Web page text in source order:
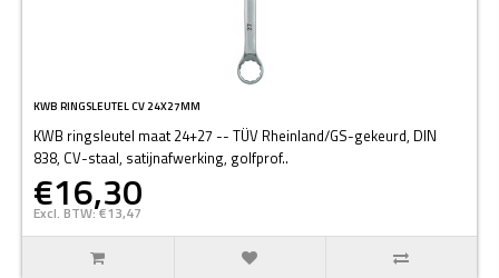
KWB RINGSLEUTEL CV 24X27MM
KWB ringsleutel maat 24+27 -- TÜV Rheinland/GS-gekeurd, DIN
838, CV-staal, satijnafwerking, golfprof..
€16,30
Excl. BTW: €13,47